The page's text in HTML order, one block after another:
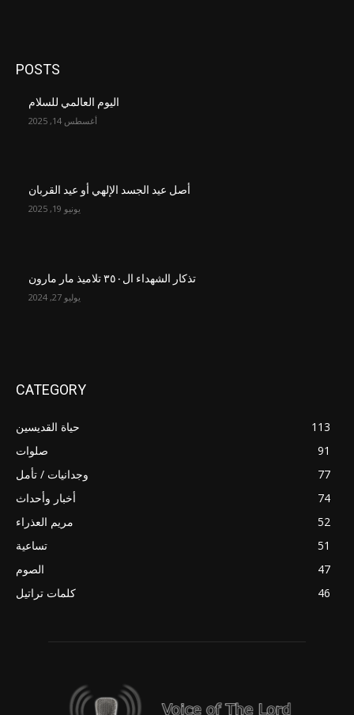
POSTS
اليوم العالمي للسلام
أغسطس 14, 2025
أصل عيد الجسد الإلهي أو عيد القربان
يونيو 19, 2025
تذكار الشهداء ال٣٥٠ تلاميذ مار مارون
يوليو 27, 2024
CATEGORY
حياة القديسين
113
صلوات
91
وجدانيات / تأمل
77
أخبار وأحداث
74
مريم العذراء
52
تساعية
51
الصوم
47
كلمات تراتيل
46